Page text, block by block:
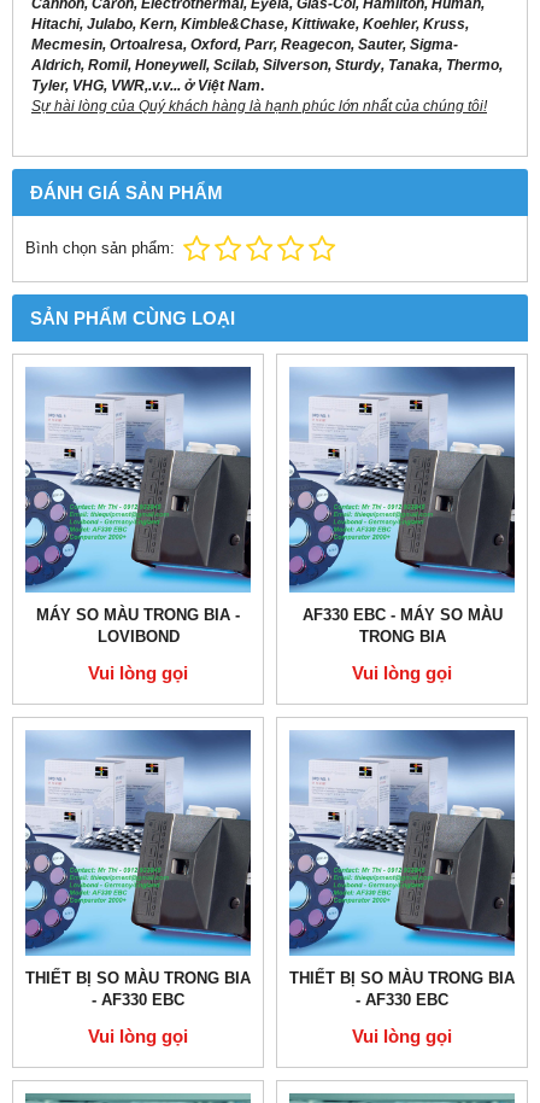
Cannon, Caron, Electrothermal, Eyela, Glas-Col, Hamilton, Human,
Hitachi, Julabo, Kern, Kimble&Chase, Kittiwake, Koehler, Kruss,
Mecmesin, Ortoalresa, Oxford, Parr, Reagecon, Sauter, Sigma-
Aldrich, Romil, Honeywell, Scilab, Silverson, Sturdy, Tanaka, Thermo,
Tyler, VHG, VWR,.v.v... ở Việt Nam.
Sự hài lòng của Quý khách hàng là hạnh phúc lớn nhất của chúng tôi!
ĐÁNH GIÁ SẢN PHẨM
Bình chọn sản phẩm:
SẢN PHẨM CÙNG LOẠI
MÁY SO MÀU TRONG BIA -
LOVIBOND
Vui lòng gọi
AF330 EBC - MÁY SO MÀU
TRONG BIA
Vui lòng gọi
THIẾT BỊ SO MÀU TRONG BIA
- AF330 EBC
Vui lòng gọi
THIẾT BỊ SO MÀU TRONG BIA
- AF330 EBC
Vui lòng gọi